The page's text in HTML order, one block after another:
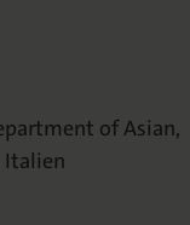
of Asian,
Italien